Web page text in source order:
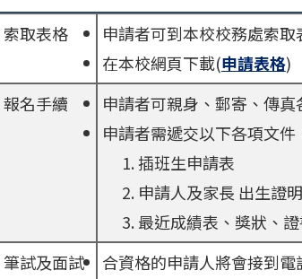
索取表格
申請者可到本校校務處索取
在本校網頁下載(申請表格)
報名手續
申請者可親身、郵寄、傳
申請者需遞交以下各項文件
插班生申請表
申請人及家長 出生證
最近成績表、獎狀、
筆試及面試
合資格的申請人將會接到